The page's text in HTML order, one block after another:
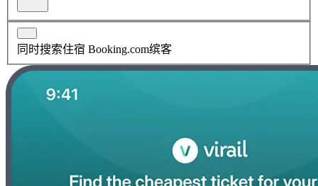
同时搜索住宿 Booking.com缤客